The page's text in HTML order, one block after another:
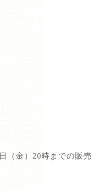
日（金） 20時までの販売